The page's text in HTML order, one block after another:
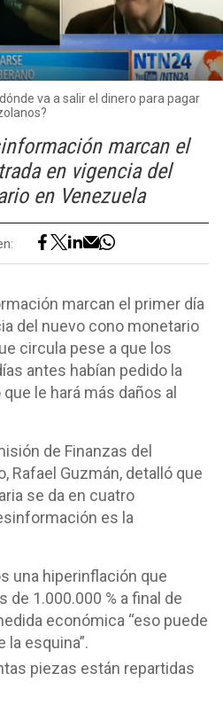
va a salir el dinero para pagar
marcan el
en vigencia del
en Venezuela
marcan el primer día
del nuevo cono monetario
circula pese a que los
antes habían pedido la
le hará más daños al
de Finanzas del
Rafael Guzmán, detalló que
se da en cuatro
es la
una hiperinflación que
de 1.000.000 % a final de
económica “eso puede
la esquina”.
piezas están repartidas